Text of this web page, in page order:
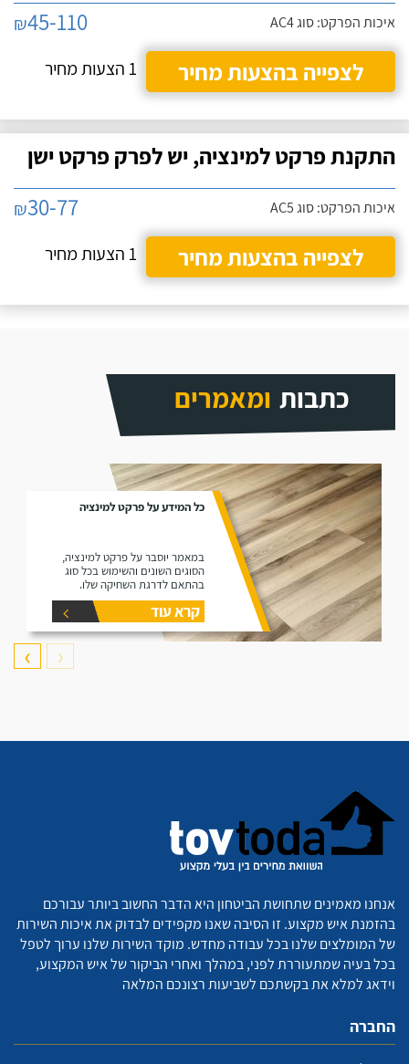
איכות הפרקט: סוג AC4 ₪45-110
לצפייה בהצעות מחיר
1 הצעות מחיר
התקנת פרקט למינציה, יש לפרק פרקט ישן
איכות הפרקט: סוג AC5 ₪30-77
לצפייה בהצעות מחיר
1 הצעות מחיר
כתבות ומאמרים
כל המידע על פרקט למינציה
במאמר יוסבר על פרקט למינציה,
הסוגים השונים והשימוש בכל סוג
בהתאם לדרגת השחיקה שלו.
קרא עוד
❮
❯
אנחנו מאמינים שתחושת הביטחון היא הדבר החשוב ביותר עבורכם
בהזמנת איש מקצוע. זו הסיבה שאנו מקפידים לבדוק את איכות השירות
של המומלצים שלנו בכל עבודה מחדש. מוקד השירות שלנו ערוך לטפל
בכל בעיה שמתעוררת לפני, במהלך ואחרי הביקור של איש המקצוע,
וידאג למלא את בקשתכם לשביעות רצונכם המלאה
החברה